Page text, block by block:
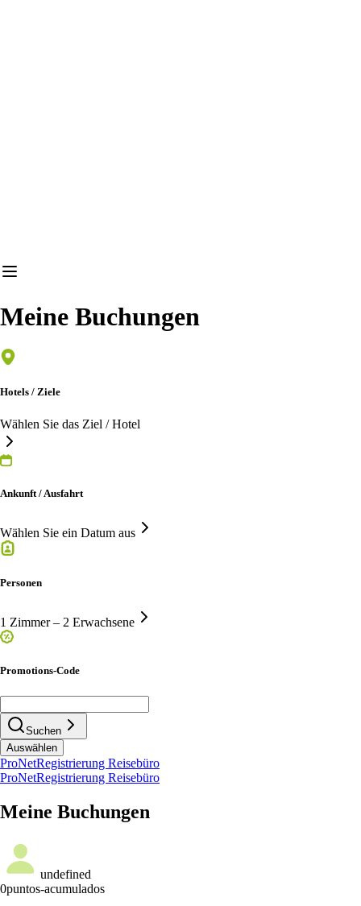
Meine Buchungen
Hotels / Ziele
Wählen Sie das Ziel / Hotel
Ankunft / Ausfahrt
Wählen Sie ein Datum aus
Personen
1 Zimmer – 2 Erwachsene
Promotions-Code
Suchen
Auswählen
ProNetRegistrierung Reisebüro
ProNetRegistrierung Reisebüro
Meine Buchungen
undefined
0puntos-acumulados